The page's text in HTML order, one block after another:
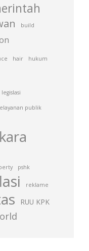
build
hair hukum
legislasi
publik
pshk
reklame
RUU KPK